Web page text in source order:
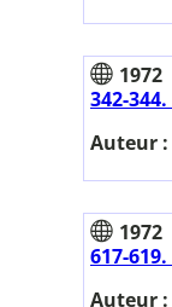
1972
342-
Auteur :
1972
617-
Auteur :